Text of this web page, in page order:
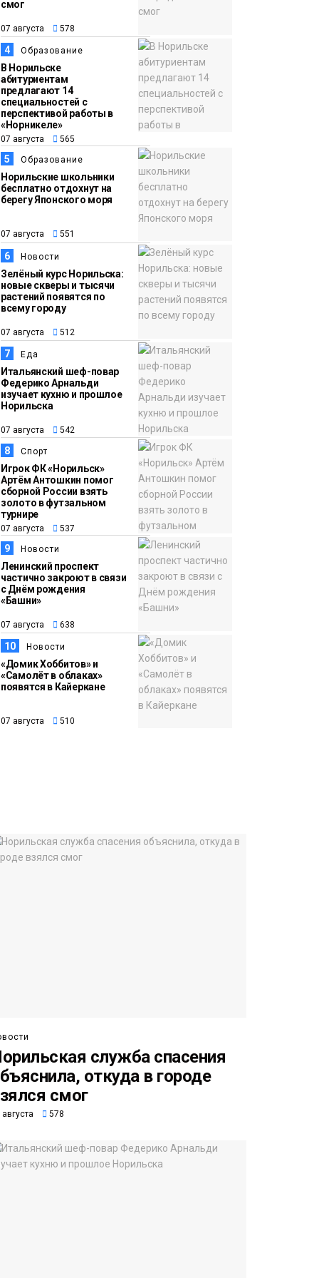
13:59
07 августа
Новости
«Домик Хоббитов» и
«Самолёт в облаках»
появятся в Кайеркане
смог
07 августа 578
4 Образование
В Норильске
абитуриентам
предлагают 14
специальностей с
перспективой работы в
«Норникеле»
07 августа 565
5 Образование
Норильские школьники
бесплатно отдохнут на
берегу Японского моря
07 августа 551
6 Новости
Зелёный курс Норильска:
новые скверы и тысячи
растений появятся по
всему городу
07 августа 512
7 Еда
Итальянский шеф-повар
Федерико Арнальди
изучает кухню и прошлое
Норильска
07 августа 542
8 Спорт
Игрок ФК «Норильск»
Артём Антошкин помог
сборной России взять
золото в футзальном
турнире
07 августа 537
9 Новости
Ленинский проспект
частично закроют в связи
с Днём рождения
«Башни»
07 августа 638
10 Новости
«Домик Хоббитов» и
«Самолёт в облаках»
появятся в Кайеркане
07 августа 510
служба спасения
откуда в городе
смог
578